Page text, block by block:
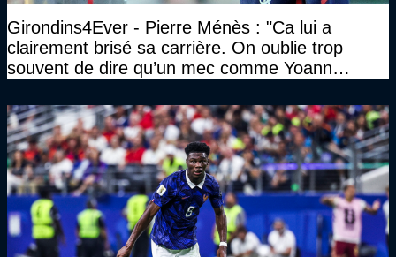
Girondins4Ever - Pierre Ménès : "Ca lui a
clairement brisé sa carrière. On oublie trop
souvent de dire qu’un mec comme Yoann